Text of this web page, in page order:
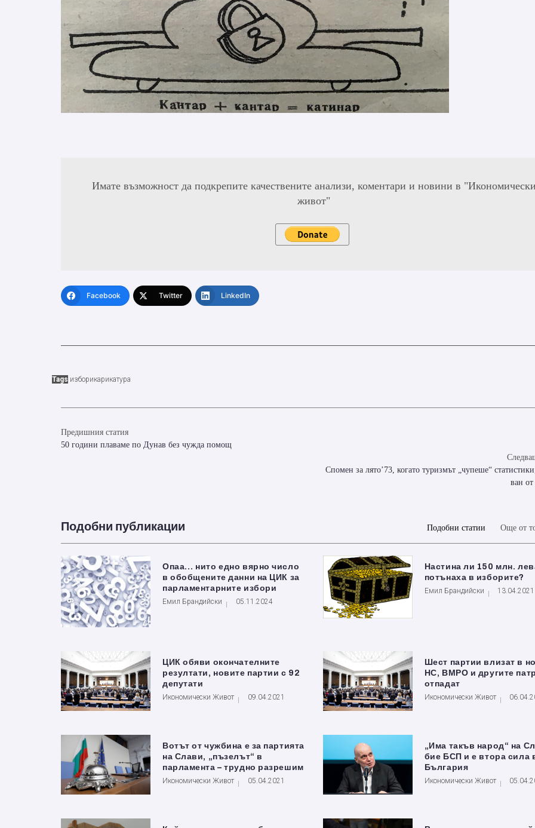
Имате възможност да подкрепите качествените анализи, коментари и новини в
живот"
Facebook Twitter LinkedIn
Tags изборикарикатура
Предишния статия
50 години плаваме по Дунав без чужда помощ
Спомен за лято’73, когато туризмът „чупеше“
ван от
Подобни публикации Подобни статии Още от
Опаа… нито едно вярно число
в обобщените данни на ЦИК за
парламентарните избори
Емил Брандийски 05.11.2024
Настина ли 150 млн.
потънаха в изборите?
Емил Брандийски 13.04.2021
ЦИК обяви окончателните
резултати, новите партии с 92
депутати
Икономически Живот 09.04.2021
Шест партии влизат в
НС, ВМРО и другите
отпадат
Икономически Живот
Вотът от чужбина е за партията
на Слави, „пъзелът“ в
парламента – трудно разрешим
Икономически Живот 05.04.2021
„Има такъв народ“ на
бие БСП и е втора сила
България
Икономически Живот